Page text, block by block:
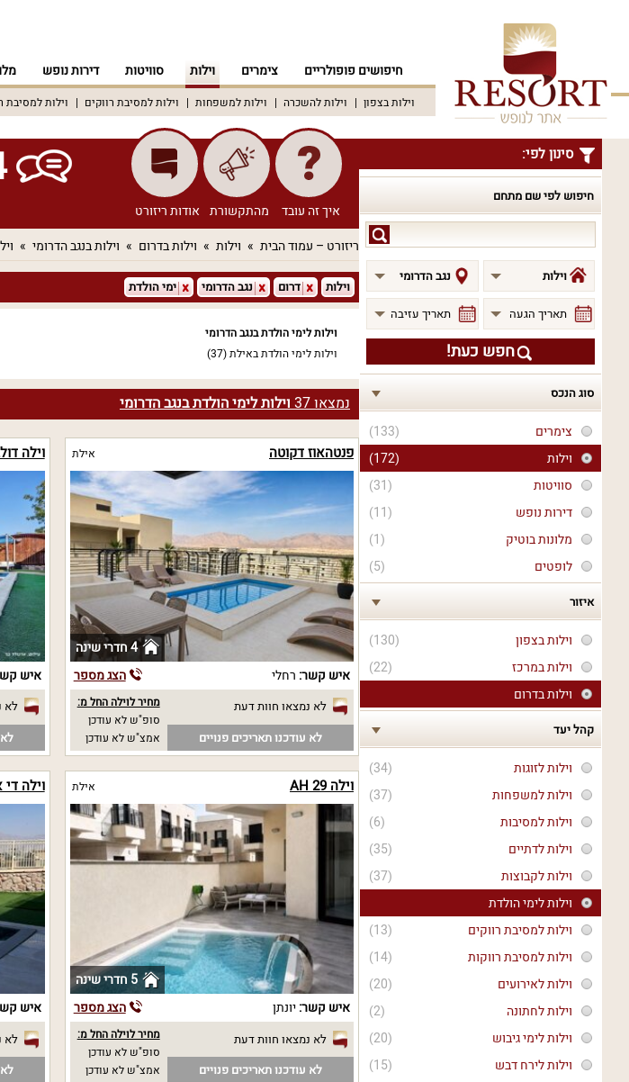
חיפושים פופולריים צימרים וילות סוויטות דירות נופש
וילות בצפון וילות להשכרה וילות למשפחות וילות למסיבת רווקים וילות למסיבת
סינון לפי:
חיפוש לפי שם מתחם
לפי
שם
מתחם
וילות נגב הדרומי
תאריך הגעה תאריך עזיבה
חפש כעת!
סוג הנכס
(133)
צימרים
(172)
וילות
(31)
סוויטות
(11)
דירות נופש
(1)
מלונות בוטיק
(5)
לופטים
איזור
(130)
וילות בצפון
(22)
וילות במרכז
וילות בדרום
קהל יעד
(34)
וילות לזוגות
(37)
וילות למשפחות
(6)
וילות למסיבות
(35)
וילות לדתיים
(37)
וילות לקבוצות
וילות לימי הולדת
(13)
וילות למסיבת רווקים
(14)
וילות למסיבת רווקות
(20)
וילות לאירועים
(2)
וילות לחתונה
(20)
וילות לימי גיבוש
(15)
וילות לירח דבש
איך זה עובד מהתקשורת אודות ריזורט
ריזורט – עמוד הבית וילות וילות בדרום וילות בנגב הדרומי
וילות דרום נגב הדרומי ימי הולדת
וילות לימי הולדת בנגב הדרומי
וילות לימי הולדת באילת(37)
נמצאו37וילות לימי הולדת בנגב הדרומי
פנטהאוז דקוטה אילת
4 חדרי שינה
איש קשר: רחלי הצג מספר
לא נמצאו חוות דעת
לא עודכנו תאריכים פנויים
מחיר לוילה החל מ:
סופ"ש לא עודכן
אמצ"ש לא עודכן
וילה
איש
לא
וילה 29 AH אילת
5 חדרי שינה
איש קשר:יונתן הצג מספר
לא נמצאו חוות דעת
לא עודכנו תאריכים פנויים
מחיר לוילה החל מ:
סופ"ש לא עודכן
אמצ"ש לא עודכן
וילה די
איש
לא